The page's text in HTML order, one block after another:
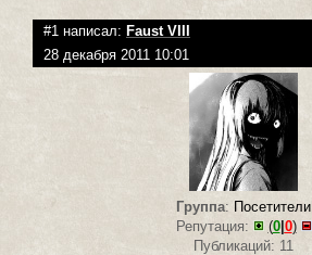
#1 написал: Faust VIII
28 декабря 2011 10:01
Группа: Посетители
Репутация:
(0|0)
Публикаций: 11